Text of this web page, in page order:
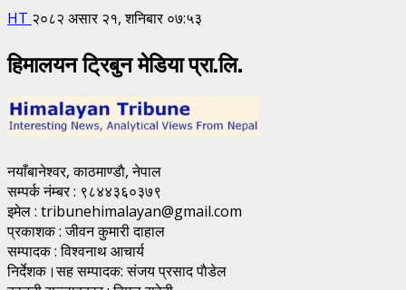
HT २०८२ असार २१, शनिबार ०७:५३
हिमालयन ट्रिबुन मेडिया प्रा.लि.
नयाँबानेश्वर, काठमाण्डाै, नेपाल
सम्पर्क नंम्बर : ९८४४३६०३७९
इमेल : tribunehimalayan@gmail.com
प्रकाशक : जीवन कुमारी दाहाल
सम्पादक : विश्वनाथ आचार्य
निर्देशक।सह सम्पादक: संजय प्रसाद पाैडेल